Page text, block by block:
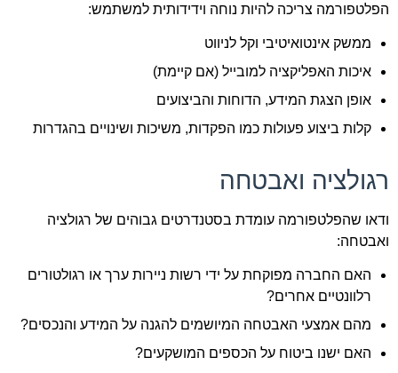
הפלטפורמה צריכה להיות נוחה וידידותית למשתמש:
ממשק אינטואיטיבי וקל לניווט
איכות האפליקציה למובייל (אם קיימת)
אופן הצגת המידע, הדוחות והביצועים
קלות ביצוע פעולות כמו הפקדות, משיכות ושינויים בהגדרות
רגולציה ואבטחה
ודאו שהפלטפורמה עומדת בסטנדרטים גבוהים של רגולציה
ואבטחה:
האם החברה מפוקחת על ידי רשות ניירות ערך או רגולטורים
רלוונטיים אחרים?
מהם אמצעי האבטחה המיושמים להגנה על המידע והנכסים?
האם ישנו ביטוח על הכספים המושקעים?